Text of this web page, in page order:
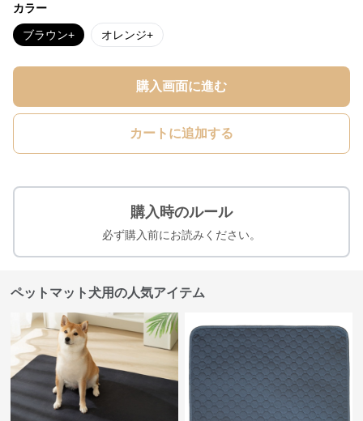
カラー
ブラウン+ オレンジ+
購入画面に進む
カートに追加する
購入時のルール
必ず購入前にお読みください。
ペットマット犬用の人気アイテム